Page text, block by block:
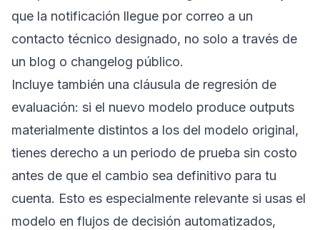
que la notificación llegue por correo a un
contacto técnico designado, no solo a través de
un blog o changelog público.
Incluye también una cláusula de regresión de
evaluación: si el nuevo modelo produce outputs
materialmente distintos a los del modelo original,
tienes derecho a un periodo de prueba sin costo
antes de que el cambio sea definitivo para tu
cuenta. Esto es especialmente relevante si usas el
modelo en flujos de decisión automatizados,